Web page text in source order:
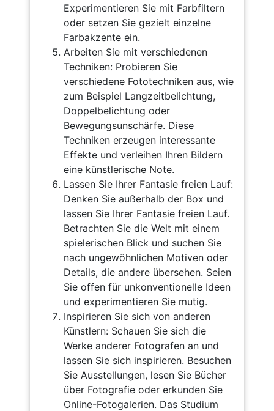
Experimentieren Sie mit Farbfiltern
oder setzen Sie gezielt einzelne
Farbakzente ein.
Arbeiten Sie mit verschiedenen
Techniken: Probieren Sie
verschiedene Fototechniken aus, wie
zum Beispiel Langzeitbelichtung,
Doppelbelichtung oder
Bewegungsunschärfe. Diese
Techniken erzeugen interessante
Effekte und verleihen Ihren Bildern
eine künstlerische Note.
Lassen Sie Ihrer Fantasie freien Lauf:
Denken Sie außerhalb der Box und
lassen Sie Ihrer Fantasie freien Lauf.
Betrachten Sie die Welt mit einem
spielerischen Blick und suchen Sie
nach ungewöhnlichen Motiven oder
Details, die andere übersehen. Seien
Sie offen für unkonventionelle Ideen
und experimentieren Sie mutig.
Inspirieren Sie sich von anderen
Künstlern: Schauen Sie sich die
Werke anderer Fotografen an und
lassen Sie sich inspirieren. Besuchen
Sie Ausstellungen, lesen Sie Bücher
über Fotografie oder erkunden Sie
Online-Fotogalerien. Das Studium